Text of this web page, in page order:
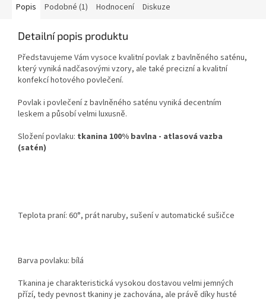
Popis Podobné (1) Hodnocení Diskuze
Detailní popis produktu
Představujeme Vám vysoce kvalitní povlak z bavlněného saténu,
který vyniká nadčasovými vzory, ale také precizní a kvalitní
konfekcí hotového povlečení.
Povlak i povlečení z bavlněného saténu vyniká decentním
leskem a působí velmi luxusně.
Složení povlaku: tkanina 100% bavlna - atlasová vazba
(satén)
Teplota praní: 60°, prát naruby, sušení v automatické sušičce
Barva povlaku: bílá
Tkanina je charakteristická vysokou dostavou velmi jemných
přízí, tedy pevnost tkaniny je zachována, ale právě díky husté